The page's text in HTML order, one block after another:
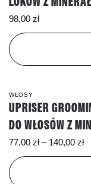
98,00 zł
WŁOSY
UPRISER
DO WŁOSÓW Z
77,00 zł – 140,00 zł